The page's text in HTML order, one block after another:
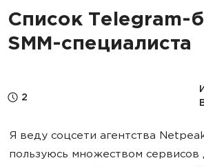
Список Telegram-
SMM-специалиста
2
Я веду соцсети агентства
пользуюсь множеством сервисов